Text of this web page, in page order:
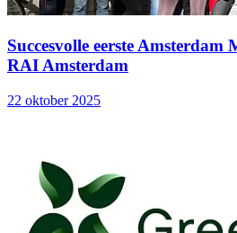
Succesvolle eerste
RAI Amsterdam
22 oktober 2025